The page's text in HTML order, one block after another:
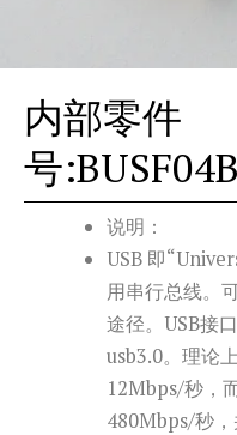
内部零件
号
说明：
USB 即
用串行总线。
途径。USB接
usb3.0。理论
12Mbps/秒，
480Mbps/秒，